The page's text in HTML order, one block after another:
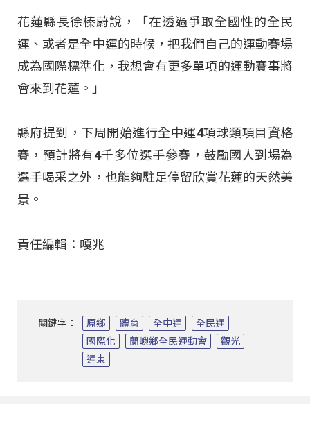
花蓮縣長徐榛蔚說，「在透過爭取全國性的全民
運、或者是全中運的時候，把我們自己的運動賽場
成為國際標準化，我想會有更多單項的運動賽事將
會來到花蓮。」
縣府提到，下周開始進行全中運4項球類項目資格
賽，預計將有4千多位選手參賽，鼓勵國人到場為
選手喝采之外，也能夠駐足停留欣賞花蓮的天然美
景。
責任編輯：嘎兆
關鍵字： 原鄉 體育 全中運
全民運
國際化
蘭嶼鄉全民運動會
觀光
運東